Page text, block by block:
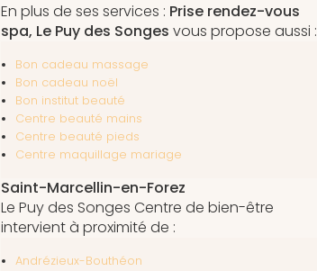
En plus de ses services : Prise rendez-vous
spa, Le Puy des Songes vous propose aussi :
Bon cadeau massage
Bon cadeau noël
Bon institut beauté
Centre beauté mains
Centre beauté pieds
Centre maquillage mariage
Saint-Marcellin-en-Forez
Le Puy des Songes Centre de bien-être
intervient à proximité de :
Andrézieux-Bouthéon